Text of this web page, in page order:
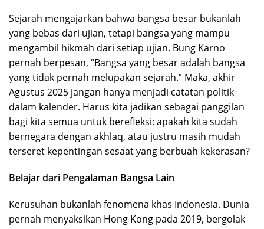
Sejarah mengajarkan bahwa bangsa besar bukanlah
yang bebas dari ujian, tetapi bangsa yang mampu
mengambil hikmah dari setiap ujian. Bung Karno
pernah berpesan, “Bangsa yang besar adalah bangsa
yang tidak pernah melupakan sejarah.” Maka, akhir
Agustus 2025 jangan hanya menjadi catatan politik
dalam kalender. Harus kita jadikan sebagai panggilan
bagi kita semua untuk berefleksi: apakah kita sudah
bernegara dengan akhlaq, atau justru masih mudah
terseret kepentingan sesaat yang berbuah kekerasan?
Belajar dari Pengalaman Bangsa Lain
Kerusuhan bukanlah fenomena khas Indonesia. Dunia
pernah menyaksikan Hong Kong pada 2019, bergolak